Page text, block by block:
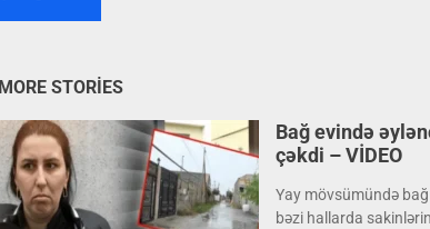
MORE STORIES
Bağ evində
çəkdi – VİDEO
Yay mövsümündə
bəzi hallarda